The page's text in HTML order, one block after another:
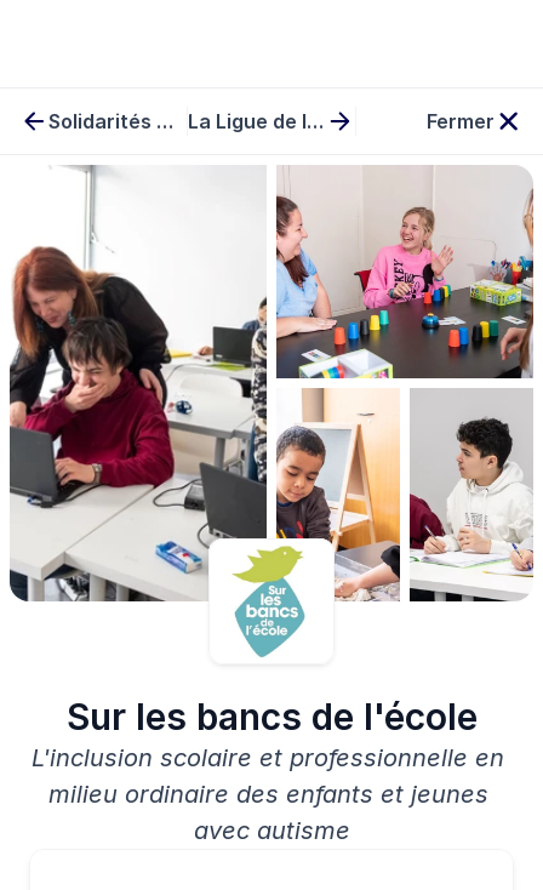
Solidarités Nouvelles pour le Logement La Ligue de l'enseignement Fermer
Sur les bancs de l'école
L'inclusion scolaire et professionnelle en
milieu ordinaire des enfants et jeunes
avec autisme